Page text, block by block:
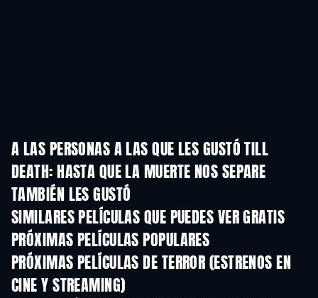
A LAS PERSONAS A LAS QUE LES GUSTÓ TILL
DEATH: HASTA QUE LA MUERTE NOS SEPARE
TAMBIÉN LES GUSTÓ
SIMILARES PELÍCULAS QUE PUEDES VER GRATIS
PRÓXIMAS PELÍCULAS POPULARES
PRÓXIMAS PELÍCULAS DE TERROR (ESTRENOS EN
CINE Y STREAMING)